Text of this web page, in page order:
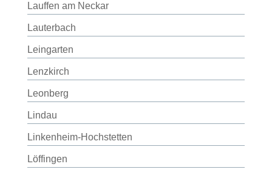
Lauffen am Neckar
Lauterbach
Leingarten
Lenzkirch
Leonberg
Lindau
Linkenheim-Hochstetten
Löffingen